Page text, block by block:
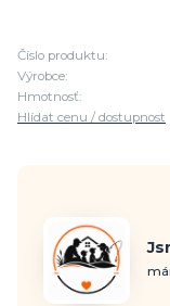
Číslo produktu:
Výrobce:
Hmotnosť:
Hlídat cenu / dostupnost